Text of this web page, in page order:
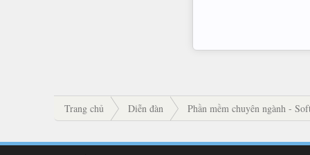
Trang chủ Diễn đàn Phần mềm chuyên ngành -